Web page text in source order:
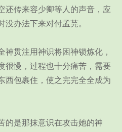
还传来容少卿等人的声音，应
办法下来对付孟芫。
贯注用神识将困神锁炼化，
很慢，过程也十分痛苦，需要
西包裹住，使之完完全全成为
是那抹意识在攻击她的神